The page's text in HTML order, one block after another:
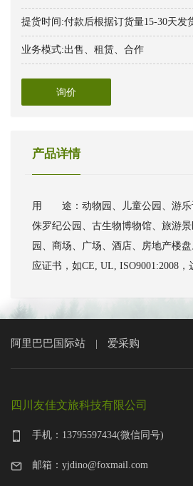
提货时间:付款后根据订货量15-30天发
业务模式:出售、租赁、合作
询价
产品详情
用 途：动物园、儿童公园、游乐
侏罗纪公园、古生物博物馆、旅游
园、商场、广场、酒店、房地产楼
应证书，如CE, UL, ISO9001:2008，
阿里巴巴国际站 爱采购
四川友佳文旅科技有限公司
手机：13795597434(微信同号)
邮箱：yjdino@foxmail.com